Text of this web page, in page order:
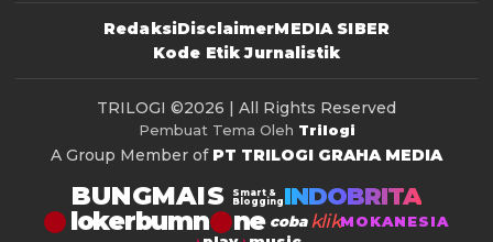
RedaksiDisclaimerMEDIA SIBER
Kode Etik Jurnalistik
TRILOGI ©2026 | All Rights Reserved
Pembuat Tema Oleh Trilogi
A Group Member of PT TRILOGI GRAHA MEDIA
BUNGMAIS
Smart &
Blogging INDOBRITA
lokerbumn coba klikMOKANESIA